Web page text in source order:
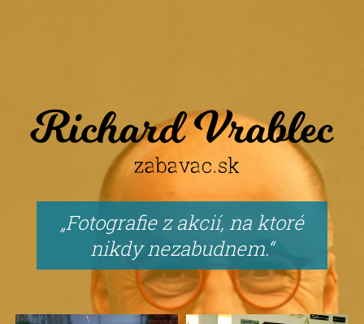
Fotografie z akcií, na ktoré
nikdy nezabudnem.